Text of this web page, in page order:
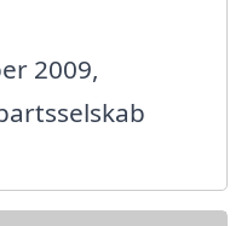
2009,